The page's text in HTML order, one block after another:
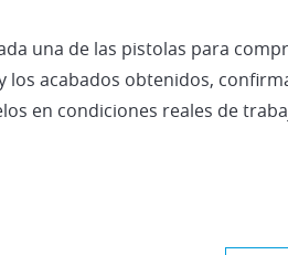
una de las pistolas para
acabados obtenidos,
en condiciones reales de